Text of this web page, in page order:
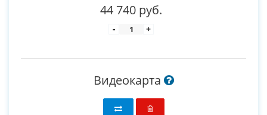
44 740 руб.
- +
Видеокарта